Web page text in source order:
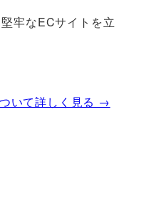
牢なECサイトを立
いて詳しく見る →